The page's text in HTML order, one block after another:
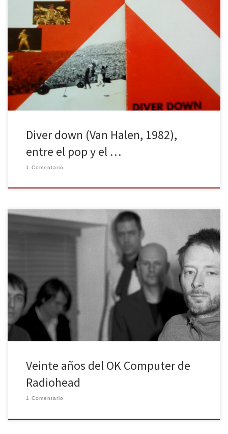
El Diver down de Van Halen fue el primer CD que me compré. No
fue el primero de mi colección, sin embargo. Ese puesto lo ocupa
uno de Michael Bolton que me regaló mi hermana. Como por
aquella época el bueno de Michael gastaba pelazo, ella debió
pensar que eso […]
Diver down (Van Halen, 1982),
entre el pop y el …
1 Comentario
¿Qué haríamos los periodistas sin las efemérides, esas oportunas
perchas de las que se pueden colgar todo tipo de reportajes y
artículos que, sin ellas de por medio, apestarían a refrito a
kilómetros de distancia? “Oye, que se cumplen cuarenta años del
lanzamiento de tal disco, del nacimiento de tal […]
Veinte años del OK Computer de
Radiohead
1 Comentario